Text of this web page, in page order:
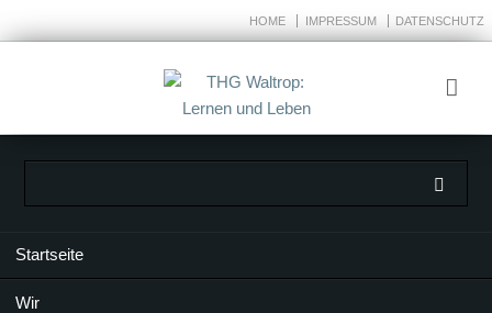
HOME IMPRESSUM DATENSCHUTZ
Startseite
Wir